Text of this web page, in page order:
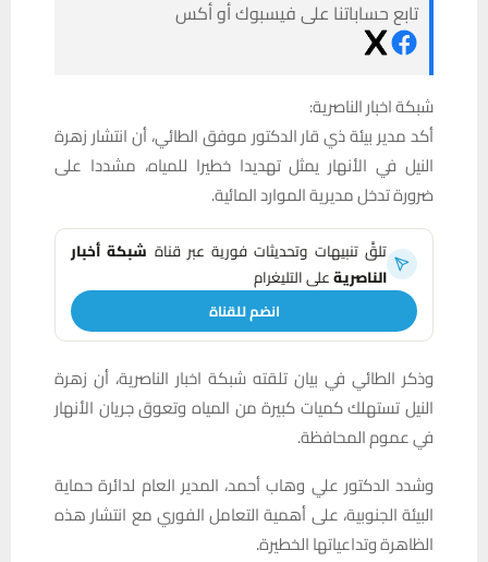
تابع حساباتنا على فيسبوك أو أكس
شبكة اخبار الناصرية:
أكد مدير بيئة ذي قار الدكتور موفق الطائي، أن انتشار زهرة
النيل في الأنهار يمثل تهديدا خطيرا للمياه، مشددا على
ضرورة تدخل مديرية الموارد المائية.
تلقَّ تنبيهات وتحديثات فورية عبر قناة شبكة أخبار
الناصريةعلى التليغرام
انضم للقناة
وذكر الطائي في بيان تلقته شبكة اخبار الناصرية، أن زهرة
النيل تستهلك كميات كبيرة من المياه وتعوق جريان الأنهار
في عموم المحافظة.
وشدد الدكتور علي وهاب أحمد، المدير العام لدائرة حماية
البيئة الجنوبية، على أهمية التعامل الفوري مع انتشار هذه
الظاهرة وتداعياتها الخطيرة.